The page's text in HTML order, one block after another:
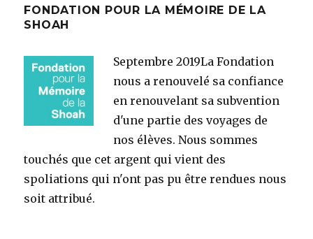
FONDATION POUR LA MÉMOIRE DE LA
SHOAH
Septembre 2019La Fondation
nous a renouvelé sa confiance
en renouvelant sa subvention
d'une partie des voyages de
nos élèves. Nous sommes
touchés que cet argent qui vient des
spoliations qui n'ont pas pu être rendues nous
soit attribué.